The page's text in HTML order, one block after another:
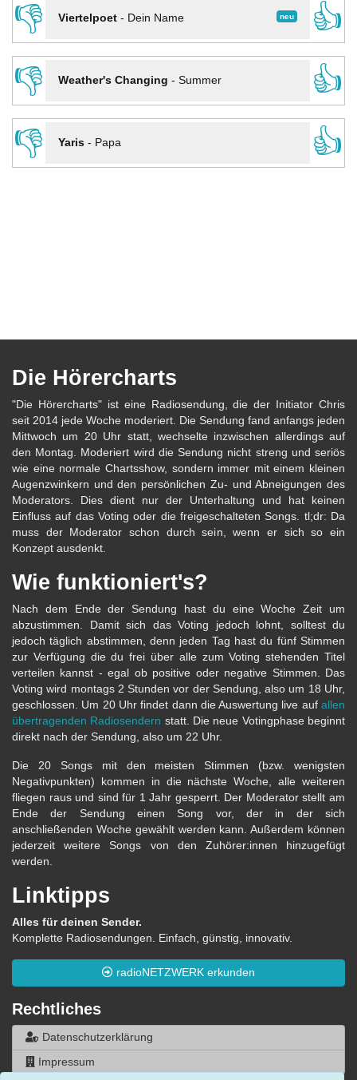
👎
neu
Viertelpoet- Dein Name
👍
👎
Weather's Changing - Summer
👍
👎
Yaris- Papa 👍
Die Hörercharts
"Die Hörercharts" ist eine Radiosendung, die der Initiator Chris
seit 2014 jede Woche moderiert. Die Sendung fand anfangs jeden
Mittwoch um 20 Uhr statt, wechselte inzwischen allerdings auf
den Montag. Moderiert wird die Sendung nicht streng und seriös
wie eine normale Chartsshow, sondern immer mit einem kleinen
Augenzwinkern und den persönlichen Zu- und Abneigungen des
Moderators. Dies dient nur der Unterhaltung und hat keinen
Einfluss auf das Voting oder die freigeschalteten Songs. tl;dr: Da
muss der Moderator schon durch sein, wenn er sich so ein
Konzept ausdenkt.
Wie funktioniert's?
Nach dem Ende der Sendung hast du eine Woche Zeit um
abzustimmen. Damit sich das Voting jedoch lohnt, solltest du
jedoch täglich abstimmen, denn jeden Tag hast du fünf Stimmen
zur Verfügung die du frei über alle zum Voting stehenden Titel
verteilen kannst - egal ob positive oder negative Stimmen. Das
Voting wird montags 2 Stunden vor der Sendung, also um 18 Uhr,
geschlossen. Um 20 Uhr findet dann die Auswertung live auf allen
übertragenden Radiosendern statt. Die neue Votingphase beginnt
direkt nach der Sendung, also um 22 Uhr.
Die 20 Songs mit den meisten Stimmen (bzw. wenigsten
Negativpunkten) kommen in die nächste Woche, alle weiteren
fliegen raus und sind für 1 Jahr gesperrt. Der Moderator stellt am
Ende der Sendung einen Song vor, der in der sich
anschließenden Woche gewählt werden kann. Außerdem können
jederzeit weitere Songs von den Zuhörer:innen hinzugefügt
werden.
Linktipps
Alles für deinen Sender.
Komplette Radiosendungen. Einfach, günstig, innovativ.
radioNETZWERK erkunden
Rechtliches
Datenschutzerklärung
Impressum